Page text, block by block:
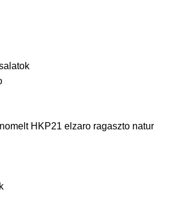
HKP21 elzaro ragaszto natur